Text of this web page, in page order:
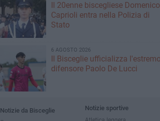
Il 20enne biscegliese Domenico
Caprioli entra nella Polizia di
Stato
6 AGOSTO 2026
Il Bisceglie ufficializza l'estremo
difensore Paolo De Lucci
Notizie da Bisceglie
Notizie sportive